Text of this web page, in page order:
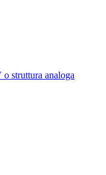
struttura analoga